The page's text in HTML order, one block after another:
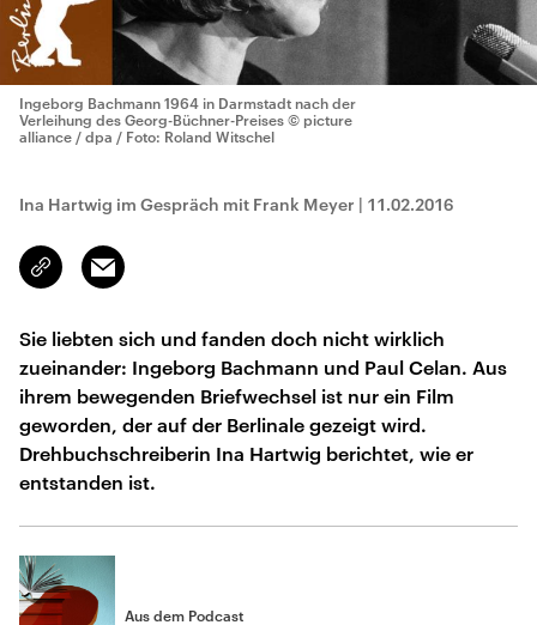
Ingeborg Bachmann 1964 in Darmstadt nach der
Verleihung des Georg-Büchner-Preises © picture
alliance / dpa / Foto: Roland Witschel
Ina Hartwig im Gespräch mit Frank Meyer | 11.02.2016
Link
kopieren/teilen
Email
Sie liebten sich und fanden doch nicht wirklich
zueinander: Ingeborg Bachmann und Paul Celan. Aus
ihrem bewegenden Briefwechsel ist nur ein Film
geworden, der auf der Berlinale gezeigt wird.
Drehbuchschreiberin Ina Hartwig berichtet, wie er
entstanden ist.
Aus dem Podcast